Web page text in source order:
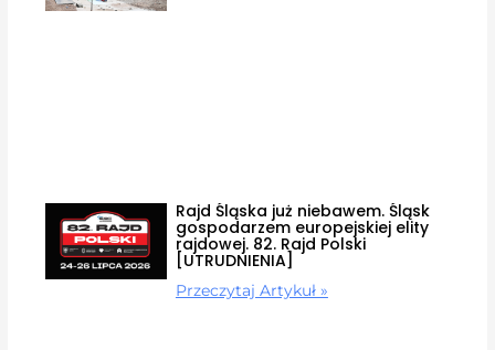
Rajd Śląska już niebawem. Śląsk
gospodarzem europejskiej elity
rajdowej. 82. Rajd Polski
[UTRUDNIENIA]
Przeczytaj Artykuł »